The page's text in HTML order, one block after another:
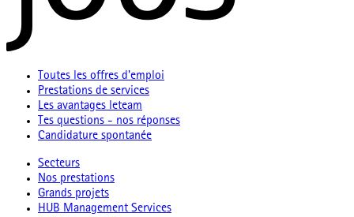
Toutes les offres d'emploi
Prestations de services
Les avantages leteam
Tes questions - nos réponses
Candidature spontanée
Secteurs
Nos prestations
Grands projets
HUB Management Services